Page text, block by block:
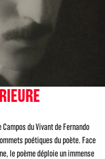
Campos du Vivant de Fernando
poétiques du poète. Face
le poème déploie un immense